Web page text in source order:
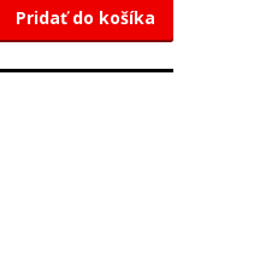
Pridať do košíka